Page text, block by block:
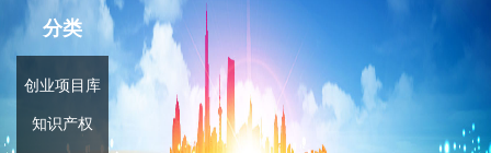
分类
创业项目库
知识产权